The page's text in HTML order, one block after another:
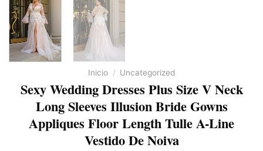
Inicio / Uncategorized
Sexy Wedding Dresses Plus Size V Neck
Long Sleeves Illusion Bride Gowns
Appliques Floor Length Tulle A-Line
Vestido De Noiva